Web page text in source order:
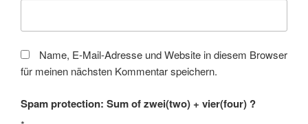
Name, E-Mail-Adresse und Website in diesem Browser
für meinen nächsten Kommentar speichern.
Spam protection: Sum of zwei(two) + vier(four) ?